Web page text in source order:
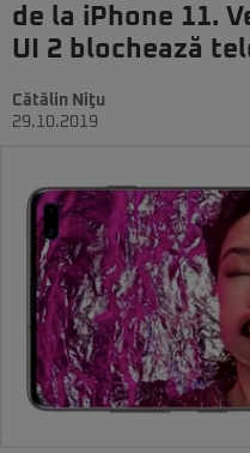
de la iPhone 11.
UI 2 blochează
Cătălin Niţu
29.10.2019